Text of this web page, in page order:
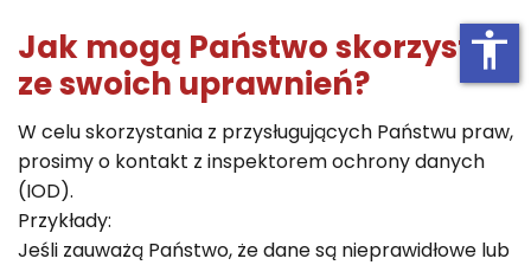
Jak mogą Państwo skorzystać
ze swoich uprawnień?
W celu skorzystania z przysługujących Państwu praw,
prosimy o kontakt z inspektorem ochrony danych
(IOD).
Przykłady:
Jeśli zauważą Państwo, że dane są nieprawidłowe lub
accessibility